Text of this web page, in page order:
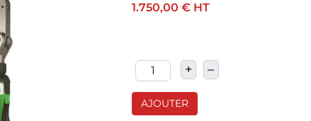
1.750,00 € HT
+ –
AJOUTER